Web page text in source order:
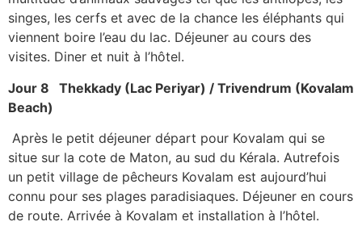
singes, les cerfs et avec de la chance les éléphants qui
viennent boire l’eau du lac. Déjeuner au cours des
visites. Diner et nuit à l’hôtel.
Jour 8 Thekkady (Lac Periyar) / Trivendrum (Kovalam
Beach)
Après le petit déjeuner départ pour Kovalam qui se
situe sur la cote de Maton, au sud du Kérala. Autrefois
un petit village de pêcheurs Kovalam est aujourd’hui
connu pour ses plages paradisiaques. Déjeuner en cours
de route. Arrivée à Kovalam et installation à l’hôtel.